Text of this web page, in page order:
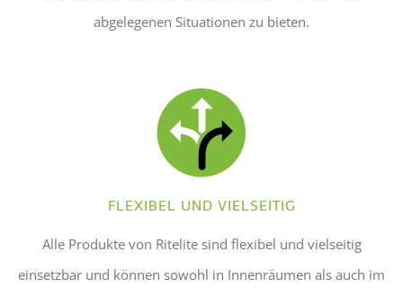
abgelegenen Situationen zu bieten.
FLEXIBEL UND VIELSEITIG
Alle Produkte von Ritelite sind flexibel und vielseitig
einsetzbar und können sowohl in Innenräumen als auch im